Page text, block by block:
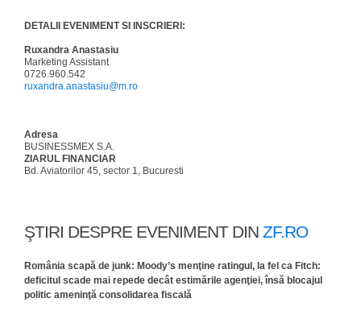
DETALII EVENIMENT SI INSCRIERI:
Ruxandra Anastasiu
Marketing Assistant
0726.960.542
ruxandra.anastasiu@m.ro
Adresa
BUSINESSMEX S.A.
ZIARUL FINANCIAR
Bd. Aviatorilor 45, sector 1, Bucuresti
ŞTIRI DESPRE EVENIMENT DIN ZF.RO
România scapă de junk: Moody’s menţine ratingul, la fel ca Fitch:
deficitul scade mai repede decât estimările agenţiei, însă blocajul
politic ameninţă consolidarea fiscală